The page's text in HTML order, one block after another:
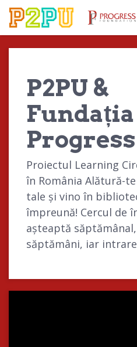
P2PU &
Fundația
Progress
Proiectul Learning
în România Alătură-
tale și vino în
împreună! Cercul de
așteaptă
săptămâni, iar